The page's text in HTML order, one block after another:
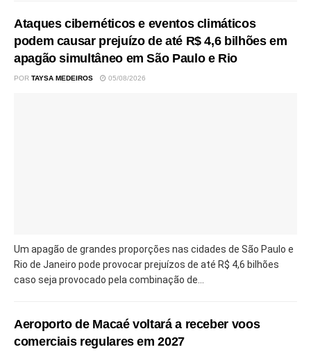
Ataques cibernéticos e eventos climáticos
podem causar prejuízo de até R$ 4,6 bilhões em
apagão simultâneo em São Paulo e Rio
POR TAYSA MEDEIROS 05/08/2026
Um apagão de grandes proporções nas cidades de São Paulo e
Rio de Janeiro pode provocar prejuízos de até R$ 4,6 bilhões
caso seja provocado pela combinação de...
Aeroporto de Macaé voltará a receber voos
comerciais regulares em 2027